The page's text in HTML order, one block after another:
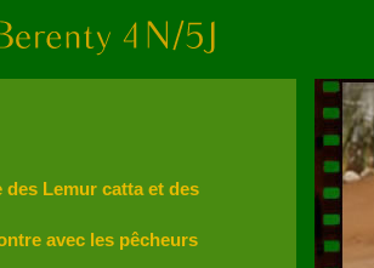
des Lemur catta et des
avec les pêcheurs